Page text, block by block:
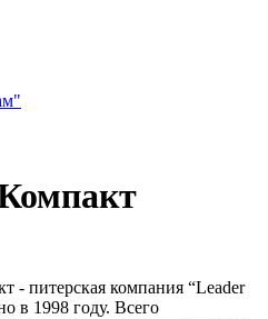
- питерская компания “Leader
в 1998 году. Всего